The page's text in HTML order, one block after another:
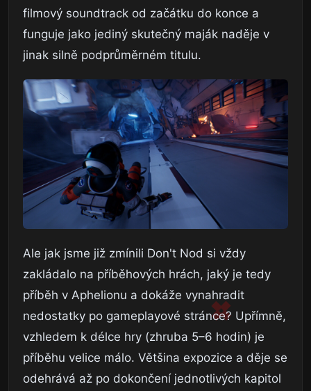
filmový soundtrack od začátku do konce a
funguje jako jediný skutečný maják naděje v
jinak silně podprůměrném titulu.
Ale jak jsme již zmínili Don't Nod si vždy
zakládalo na příběhových hrách, jaký je tedy
příběh v Aphelionu a dokáže vynahradit
nedostatky po gameplayové stránce? Upřímně,
vzhledem k délce hry (zhruba 5–6 hodin) je
příběhu velice málo. Většina expozice a děje se
odehrává až po dokončení jednotlivých kapitol